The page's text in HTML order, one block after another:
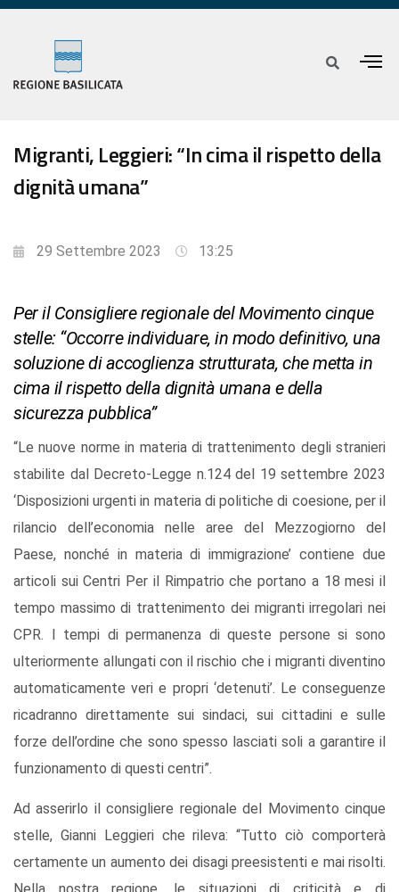
Migranti, Leggieri: “In cima il rispetto della
dignità umana”
29 Settembre 2023 13:25
Per il Consigliere regionale del Movimento cinque
stelle: “Occorre individuare, in modo definitivo, una
soluzione di accoglienza strutturata, che metta in
cima il rispetto della dignità umana e della
sicurezza pubblica”
“Le nuove norme in materia di trattenimento degli stranieri
stabilite dal Decreto-Legge n.124 del 19 settembre 2023
‘Disposizioni urgenti in materia di politiche di coesione, per il
rilancio dell’economia nelle aree del Mezzogiorno del
Paese, nonché in materia di immigrazione’ contiene due
articoli sui Centri Per il Rimpatrio che portano a 18 mesi il
tempo massimo di trattenimento dei migranti irregolari nei
CPR. I tempi di permanenza di queste persone si sono
ulteriormente allungati con il rischio che i migranti diventino
automaticamente veri e propri ‘detenuti’. Le conseguenze
ricadranno direttamente sui sindaci, sui cittadini e sulle
forze dell’ordine che sono spesso lasciati soli a garantire il
funzionamento di questi centri”.
Ad asserirlo il consigliere regionale del Movimento cinque
stelle, Gianni Leggieri che rileva: “Tutto ciò comporterà
certamente un aumento dei disagi preesistenti e mai risolti.